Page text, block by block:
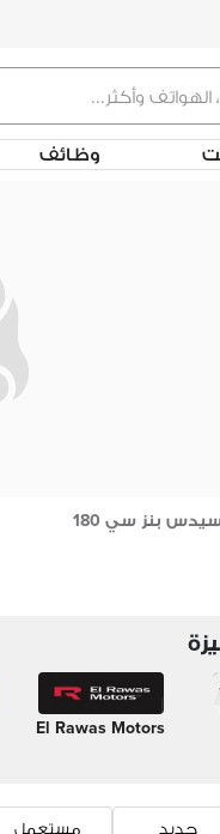
وظائف
بنز سي 180
El Rawas Motors
جديد مستعمل